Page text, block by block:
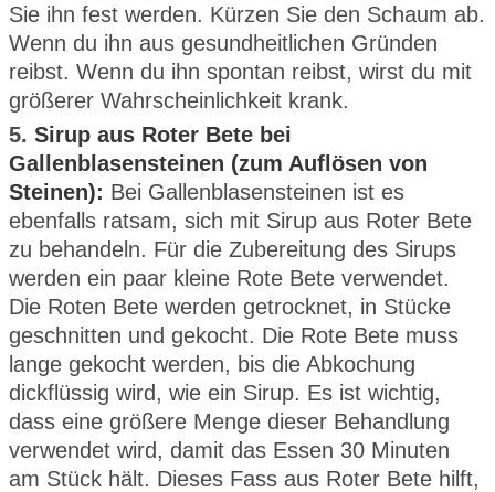
Sie ihn fest werden. Kürzen Sie den Schaum ab.
Wenn du ihn aus gesundheitlichen Gründen
reibst. Wenn du ihn spontan reibst, wirst du mit
größerer Wahrscheinlichkeit krank.
5. Sirup aus Roter Bete bei
Gallenblasensteinen (zum Auflösen von
Steinen): Bei Gallenblasensteinen ist es
ebenfalls ratsam, sich mit Sirup aus Roter Bete
zu behandeln. Für die Zubereitung des Sirups
werden ein paar kleine Rote Bete verwendet.
Die Roten Bete werden getrocknet, in Stücke
geschnitten und gekocht. Die Rote Bete muss
lange gekocht werden, bis die Abkochung
dickflüssig wird, wie ein Sirup. Es ist wichtig,
dass eine größere Menge dieser Behandlung
verwendet wird, damit das Essen 30 Minuten
am Stück hält. Dieses Fass aus Roter Bete hilft,